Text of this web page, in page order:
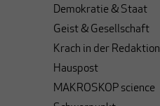
Demokratie & Staat
Geist & Gesellschaft
Krach in der Redaktion
Hauspost
MAKROSKOP science